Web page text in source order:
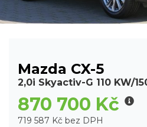
Mazda CX-5
2,0i Skyactiv-G 110 KW/
870 700 Kč
719 587 Kč bez DPH